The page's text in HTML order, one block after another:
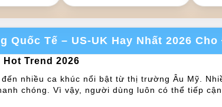
Quốc Tế – US-UK Hay Nhất 2026
Hot Trend 2026
nhiều ca khúc nổi bật từ thị trường Âu Mỹ.
chóng. Vì vậy, người dùng luôn có thể tiếp